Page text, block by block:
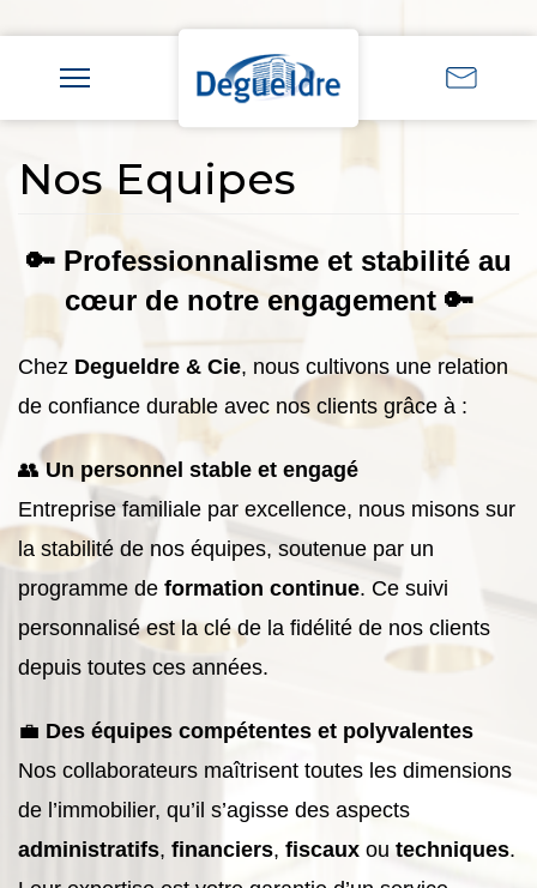
Nos Equipes
🔑 Professionnalisme et stabilité au
cœur de notre engagement 🔑
Chez Degueldre & Cie, nous cultivons une relation
de confiance durable avec nos clients grâce à :
👥Un personnel stable et engagé
Entreprise familiale par excellence, nous misons sur
la stabilité de nos équipes, soutenue par un
programme de formation continue. Ce suivi
personnalisé est la clé de la fidélité de nos clients
depuis toutes ces années.
💼 Des équipes compétentes et polyvalentes
Nos collaborateurs maîtrisent toutes les dimensions
de l’immobilier, qu’il s’agisse des aspects
administratifs, financiers, fiscaux ou techniques.